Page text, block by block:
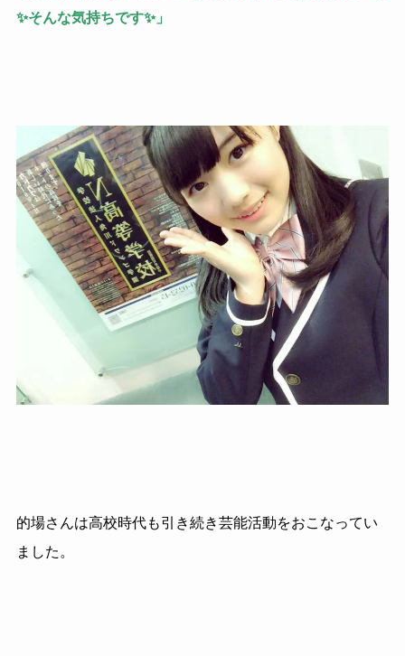
✨そんな気持ちです✨」
的場さんは高校時代も引き続き芸能活動をおこなってい
ました。